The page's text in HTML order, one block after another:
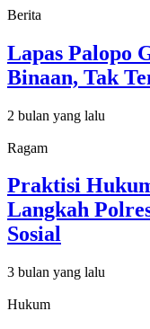
Berita
Lapas Palopo
Binaan, Tak
2 bulan yang lalu
Ragam
Praktisi
Langkah
Sosial
3 bulan yang lalu
Hukum